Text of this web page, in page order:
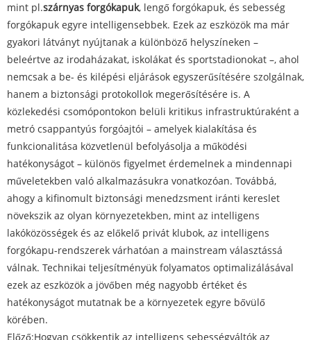
mint pl.szárnyas forgókapuk, lengő forgókapuk, és sebesség
forgókapuk egyre intelligensebbek. Ezek az eszközök ma már
gyakori látványt nyújtanak a különböző helyszíneken –
beleértve az irodaházakat, iskolákat és sportstadionokat –, ahol
nemcsak a be- és kilépési eljárások egyszerűsítésére szolgálnak,
hanem a biztonsági protokollok megerősítésére is. A
közlekedési csomópontokon belüli kritikus infrastruktúraként a
metró csappantyús forgóajtói – amelyek kialakítása és
funkcionalitása közvetlenül befolyásolja a működési
hatékonyságot – különös figyelmet érdemelnek a mindennapi
műveletekben való alkalmazásukra vonatkozóan. Továbbá,
ahogy a kifinomult biztonsági menedzsment iránti kereslet
növekszik az olyan környezetekben, mint az intelligens
lakóközösségek és az előkelő privát klubok, az intelligens
forgókapu-rendszerek várhatóan a mainstream választássá
válnak. Technikai teljesítményük folyamatos optimalizálásával
ezek az eszközök a jövőben még nagyobb értéket és
hatékonyságot mutatnak be a környezetek egyre bővülő
körében.
Előző:Hogyan csökkentik az intelligens sebességváltók az